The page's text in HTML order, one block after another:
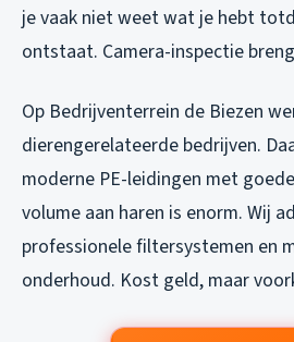
je vaak niet weet wat je hebt
ontstaat. Camera-inspectie
Op Bedrijventerrein de Biezen
dierengerelateerde bedrijven.
moderne PE-leidingen met
volume aan haren is enorm. Wij
professionele filtersystemen en
onderhoud. Kost geld, maar